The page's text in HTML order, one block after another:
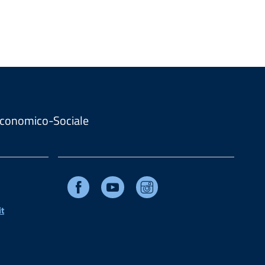
Sociale
Facebook Youtube